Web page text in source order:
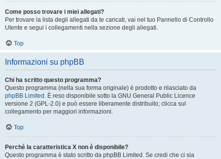
Come posso trovare i miei allegati?
Per trovare la lista degli allegati da te caricati, vai nel tuo Pannello di Controllo
Utente e segui i collegamenti nella sezione degli allegati.
Top
Informazioni su phpBB
Chi ha scritto questo programma?
Questo programma (nella sua forma originale) è prodotto e rilasciato da
phpBB Limited . È reso disponibile sotto la GNU General Public Licence
versione 2 (GPL-2.0) e può essere liberamente distribuito; clicca sul
collegamento per maggiori informazioni.
Top
Perché la caratteristica X non è disponibile?
Questo programma è stato scritto da phpBB Limited. Se credi che ci sia